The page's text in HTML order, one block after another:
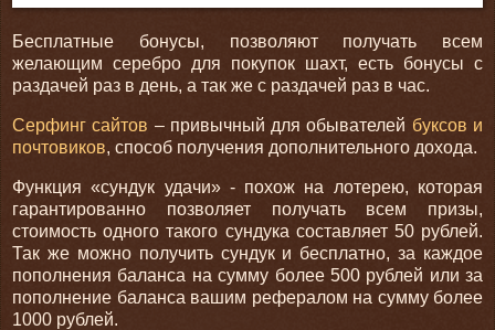
Бесплатные бонусы, позволяют получать всем
желающим серебро для покупок шахт, есть бонусы с
раздачей раз в день, а так же с раздачей раз в час.
Серфинг сайтов – привычный для обывателей буксов и
почтовиков, способ получения дополнительного дохода.
Функция «сундук удачи» - похож на лотерею, которая
гарантированно позволяет получать всем призы,
стоимость одного такого сундука составляет 50 рублей.
Так же можно получить сундук и бесплатно, за каждое
пополнения баланса на сумму более 500 рублей или за
пополнение баланса вашим рефералом на сумму более
1000 рублей.